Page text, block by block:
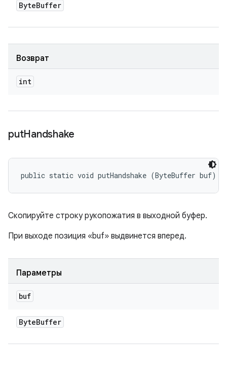
ByteBuffer
Возврат
int
putHandshake
public static void putHandshake (ByteBuffer buf)
Скопируйте строку рукопожатия в выходной буфер.
При выходе позиция «buf» выдвинется вперед.
Параметры
buf
ByteBuffer